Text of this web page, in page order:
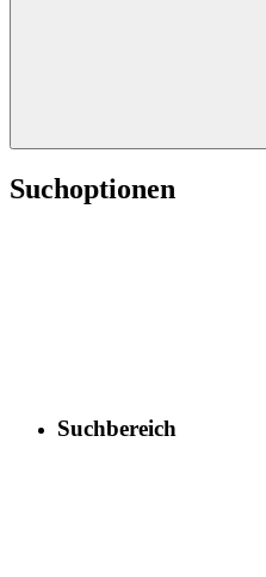
Suchoptionen
Suchbereich